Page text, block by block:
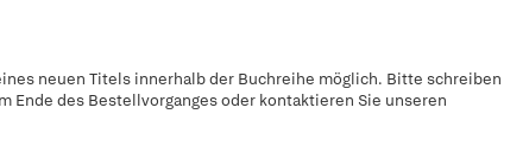
neuen Titels innerhalb der Buchreihe möglich. Bitte schreiben
Ende des Bestellvorganges oder kontaktieren Sie unseren